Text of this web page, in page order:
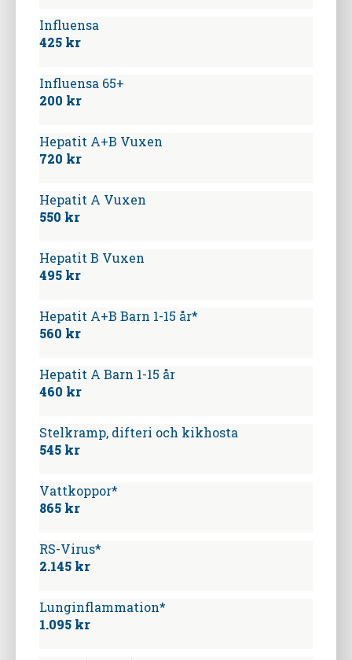
Influensa
425 kr
Influensa 65+
200 kr
Hepatit A+B Vuxen
720 kr
Hepatit A Vuxen
550 kr
Hepatit B Vuxen
495 kr
Hepatit A+B Barn 1-15 år*
560 kr
Hepatit A Barn 1-15 år
460 kr
Stelkramp, difteri och kikhosta
545 kr
Vattkoppor*
865 kr
RS-Virus*
2.145 kr
Lunginflammation*
1.095 kr